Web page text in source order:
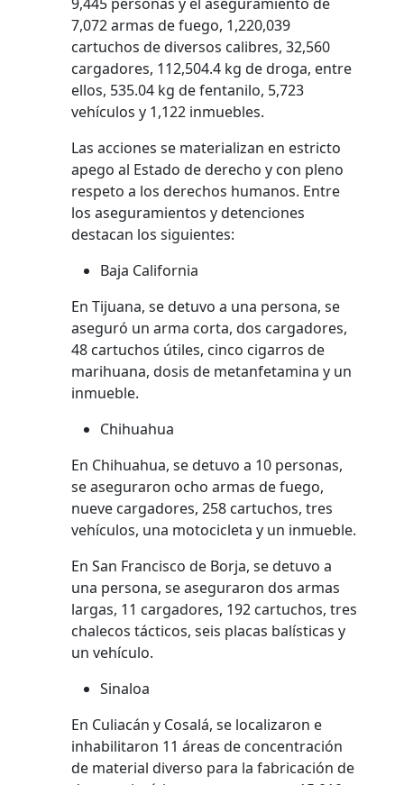
7,072 armas de fuego, 1,220,039
cartuchos de diversos calibres, 32,560
cargadores, 112,504.4 kg de droga, entre
ellos, 535.04 kg de fentanilo, 5,723
vehículos y 1,122 inmuebles.
Las acciones se materializan en estricto
apego al Estado de derecho y con pleno
respeto a los derechos humanos. Entre
los aseguramientos y detenciones
destacan los siguientes:
Baja California
En Tijuana, se detuvo a una persona, se
aseguró un arma corta, dos cargadores,
48 cartuchos útiles, cinco cigarros de
marihuana, dosis de metanfetamina y un
inmueble.
Chihuahua
En Chihuahua, se detuvo a 10 personas,
se aseguraron ocho armas de fuego,
nueve cargadores, 258 cartuchos, tres
vehículos, una motocicleta y un inmueble.
En San Francisco de Borja, se detuvo a
una persona, se aseguraron dos armas
largas, 11 cargadores, 192 cartuchos, tres
chalecos tácticos, seis placas balísticas y
un vehículo.
Sinaloa
En Culiacán y Cosalá, se localizaron e
inhabilitaron 11 áreas de concentración
de material diverso para la fabricación de